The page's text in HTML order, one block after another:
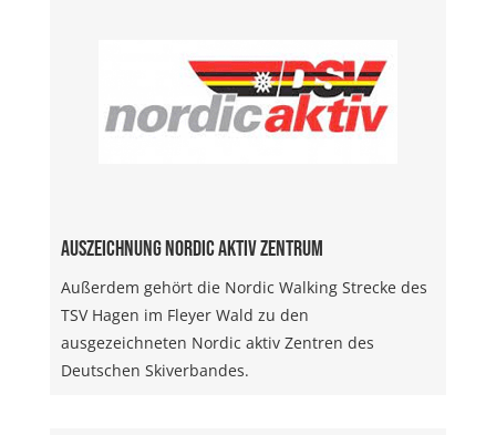
Auszeichnung Nordic aktiv Zentrum
Außerdem gehört die Nordic Walking Strecke des
TSV Hagen im Fleyer Wald zu den
ausgezeichneten Nordic aktiv Zentren des
Deutschen Skiverbandes.